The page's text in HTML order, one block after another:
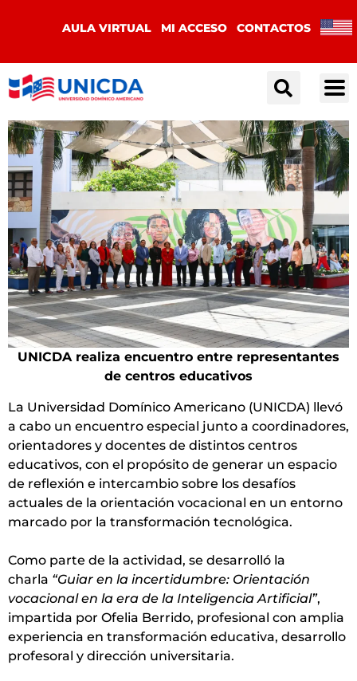
AULA VIRTUAL MI ACCESO CONTACTOS
UNICDA realiza encuentro entre representantes
de centros educativos
La Universidad Domínico Americano (UNICDA) llevó
a cabo un encuentro especial junto a coordinadores,
orientadores y docentes de distintos centros
educativos, con el propósito de generar un espacio
de reflexión e intercambio sobre los desafíos
actuales de la orientación vocacional en un entorno
marcado por la transformación tecnológica.
Como parte de la actividad, se desarrolló la
charla “Guiar en la incertidumbre: Orientación
vocacional en la era de la Inteligencia Artificial”,
impartida por Ofelia Berrido, profesional con amplia
experiencia en transformación educativa, desarrollo
profesoral y dirección universitaria.